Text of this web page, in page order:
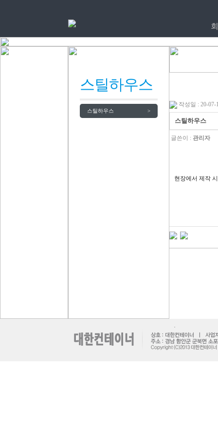
스틸하우스
스틸하우스 >
작성일 : 20-07-
스틸하우스
글쓴이 : 관리자
현장에서 제작